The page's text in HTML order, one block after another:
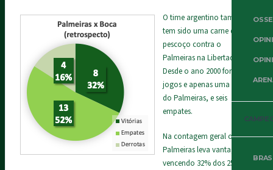
O time argentino também
tem sido uma carne de
pescoço contra o
Palmeiras na Libertadores.
Desde o ano 2000 foram 9
jogos e apenas uma vitória
do Palmeiras, e seis
empates.
Na contagem geral o
Palmeiras leva vantagem
vencendo 32% dos 25